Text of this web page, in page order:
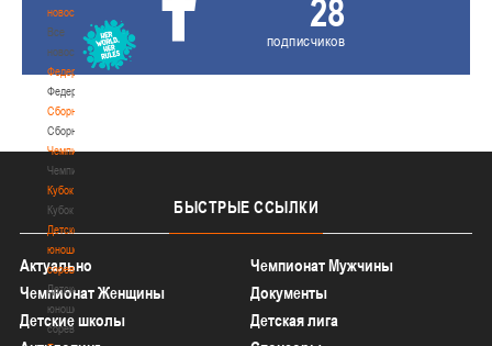
новости
Все
новости
Федерация
Федерация
Сборные
Сборные
Чемпионат
Чемпионат
Кубок
Кубок
Детско-
юношеские
соревнования
Детско-
юношеские
соревнования
28
подписчиков
БЫСТРЫЕ ССЫЛКИ
Актуально
Чемпионат Мужчины
Чемпионат Женщины
Документы
Детские школы
Детская лига